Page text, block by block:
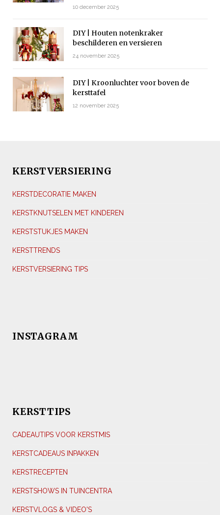
10 december 2025
DIY | Houten notenkraker
beschilderen en versieren
24 november 2025
DIY | Kroonluchter voor boven de
kersttafel
12 november 2025
KERSTVERSIERING
KERSTDECORATIE MAKEN
KERSTKNUTSELEN MET KINDEREN
KERSTSTUKJES MAKEN
KERSTTRENDS
KERSTVERSIERING TIPS
INSTAGRAM
KERSTTIPS
CADEAUTIPS VOOR KERSTMIS
KERSTCADEAUS INPAKKEN
KERSTRECEPTEN
KERSTSHOWS IN TUINCENTRA
KERSTVLOGS & VIDEO'S